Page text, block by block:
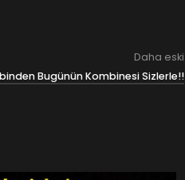
Daha eski
Bugünün Kombinesi Sizlerle!!